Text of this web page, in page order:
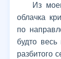
Из
облачка
по
будто
разбитого